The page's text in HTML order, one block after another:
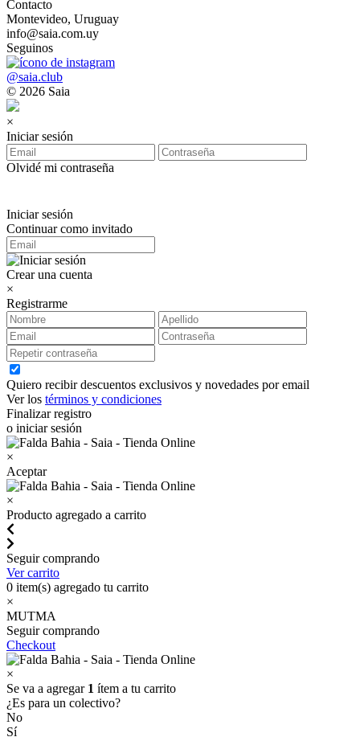
Contacto
Montevideo, Uruguay
info@saia.com.uy
Seguinos
@saia.club
© 2026 Saia
×
Iniciar sesión
Olvidé mi contraseña
Iniciar sesión
Continuar como invitado
Crear una cuenta
×
Registrarme
Quiero recibir descuentos exclusivos y novedades por email
Ver los términos y condiciones
Finalizar registro
o iniciar sesión
×
Aceptar
×
Producto agregado a carrito
Seguir comprando
Ver carrito
0 item(s) agregado tu carrito
×
MUTMA
Seguir comprando
Checkout
×
Se va a agregar 1 ítem a tu carrito
¿Es para un colectivo?
No
Sí